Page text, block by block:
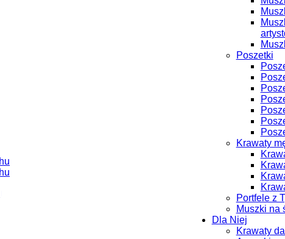
Poszetki
Krawaty
Portfele z
Muszki na
Dla Niej
Krawaty